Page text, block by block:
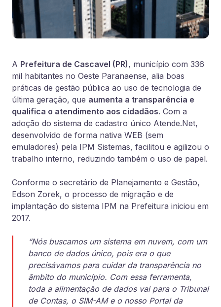
A Prefeitura de Cascavel (PR), município com 336
mil habitantes no Oeste Paranaense, alia boas
práticas de gestão pública ao uso de tecnologia de
última geração, que aumenta a transparência e
qualifica o atendimento aos cidadãos. Com a
adoção do sistema de cadastro único Atende.Net,
desenvolvido de forma nativa WEB (sem
emuladores) pela IPM Sistemas, facilitou e agilizou o
trabalho interno, reduzindo também o uso de papel.
Conforme o secretário de Planejamento e Gestão,
Edson Zorek, o processo de migração e de
implantação do sistema IPM na Prefeitura iniciou em
2017.
“Nós buscamos um sistema em nuvem, com um
banco de dados único, pois era o que
precisávamos para cuidar da transparência no
âmbito do município. Com essa ferramenta,
toda a alimentação de dados vai para o Tribunal
de Contas, o SIM-AM e o nosso Portal da